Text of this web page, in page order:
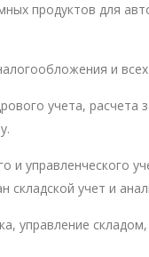
продуктов для
и
учета,
управленческого
учет и
управление